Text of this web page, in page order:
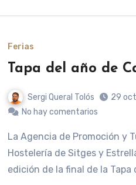
Ferias
Tapa del año de
Sergi Queral Tolós
29
No hay comentarios
La Agencia de Promoción y Turismo de Sitges, el Gremio de
Hostelería de Sitges y
edición de la final de la Tapa